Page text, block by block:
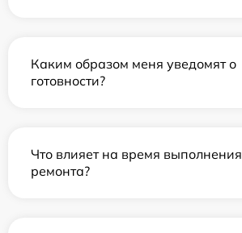
Каким образом меня уведомят о
готовности?
Что влияет на время выполнения
ремонта?